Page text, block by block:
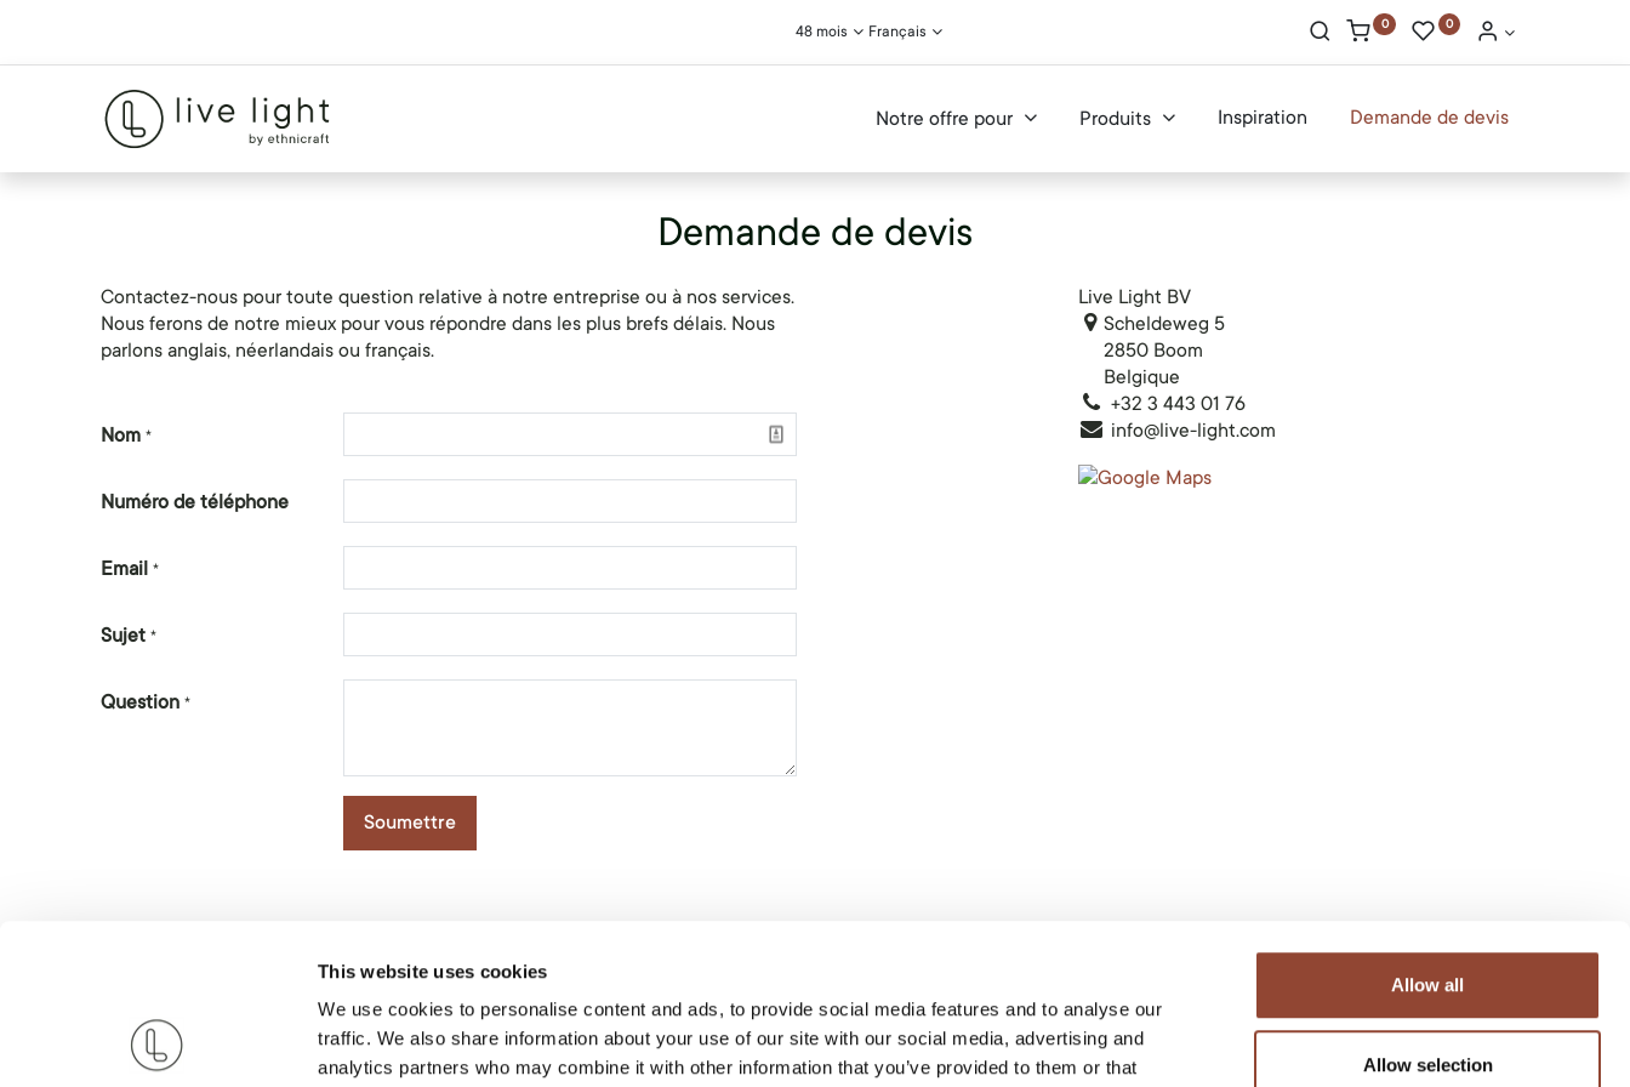
This website uses cookies
We use cookies to personalise content and ads, to provide social media features and to analyse our
traffic. We also share information about your use of our site with our social media, advertising and
analytics partners who may combine it with other information that you’ve provided to them or that
Allow all
Allow selection
48 mois Français 0 0
Notre offre pour Produits Inspiration Demande de devis
Demande de devis
Contactez-nous pour toute question relative à notre entreprise ou à nos services.
Nous ferons de notre mieux pour vous répondre dans les plus brefs délais. Nous
parlons anglais, néerlandais ou français.
Nom *
Numéro de téléphone
Email *
Sujet *
Question *
Soumettre
Live Light BV
Scheldeweg 5
2850 Boom
Belgique
+32 3 443 01 76
info@live-light.com